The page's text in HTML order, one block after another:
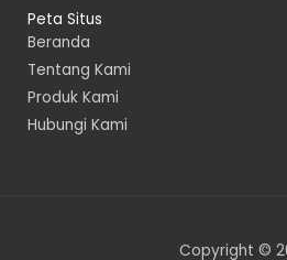
g
r
a
m
e
r
i
Peta Situs
Beranda
Tentang Kami
Produk Kami
Hubungi Kami
Copyright ©